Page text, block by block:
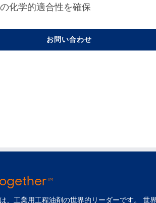
化学的適合性を確保
お問い合わせ
TM
、工業用工程油剤の世界的リーダーです。 世